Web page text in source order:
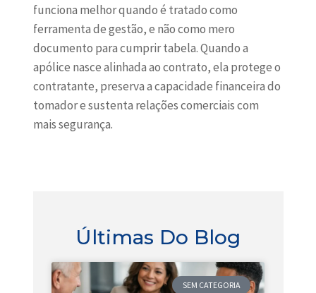
funciona melhor quando é tratado como
ferramenta de gestão, e não como mero
documento para cumprir tabela. Quando a
apólice nasce alinhada ao contrato, ela protege o
contratante, preserva a capacidade financeira do
tomador e sustenta relações comerciais com
mais segurança.
Últimas Do Blog
SEM CATEGORIA